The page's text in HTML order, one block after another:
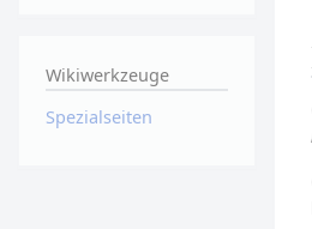
Wikiwerkzeuge
Spezialseiten